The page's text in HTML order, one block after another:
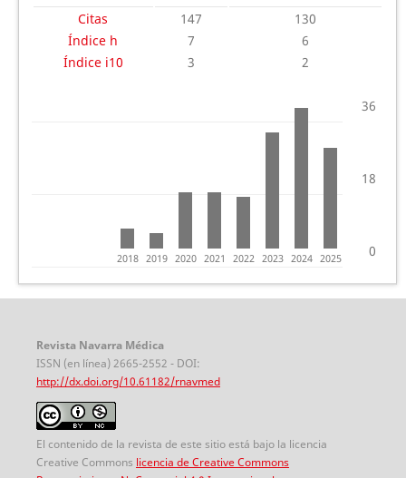
Citas
147
130
Índice h
7
6
Índice i10
3 2
0
36
18
2018 2019 2020 2021 2022 2023 2024 2025
Revista Navarra Médica
ISSN (en línea) 2665-2552 - DOI:
http://dx.doi.org/10.61182/rnavmed
El contenido de la revista de este sitio está bajo la licencia
Creative Commons licencia de Creative Commons